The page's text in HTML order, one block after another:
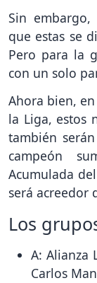
Sin embargo,
que estas se
Pero para la
con un solo
Ahora bien,
la Liga, estos
también
campeón
Acumulada
será acreedor
Los
A: Alianza
Carlos